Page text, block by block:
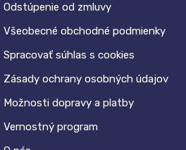
Odstúpenie od zmluvy
Všeobecné obchodné podmienky
Spracovať súhlas s cookies
Zásady ochrany osobných údajov
Možnosti dopravy a platby
Vernostný program